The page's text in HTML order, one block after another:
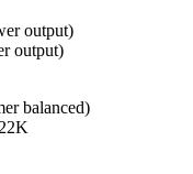
output)
output)
balanced)